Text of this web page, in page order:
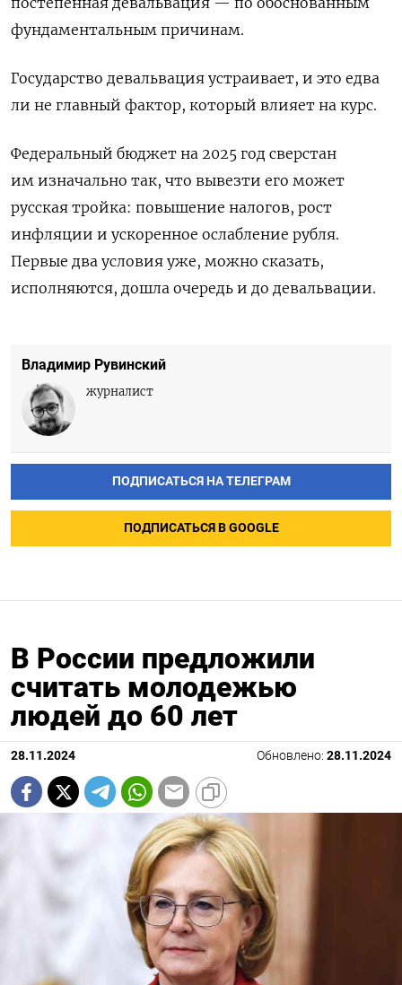
фундаментальным причинам.
Государство девальвация устраивает, и это едва
ли не главный фактор, который влияет на курс.
Федеральный бюджет на 2025 год сверстан
им изначально так, что вывезти его может
русская тройка: повышение налогов, рост
инфляции и ускоренное ослабление рубля.
Первые два условия уже, можно сказать,
исполняются, дошла очередь и до девальвации.
Владимир Рувинский
журналист
ПОДПИСАТЬСЯ НА ТЕЛЕГРАМ
ПОДПИСАТЬСЯ В GOOGLE
В России предложили
считать молодежью
людей до 60 лет
28.11.2024 Обновлено: 28.11.2024